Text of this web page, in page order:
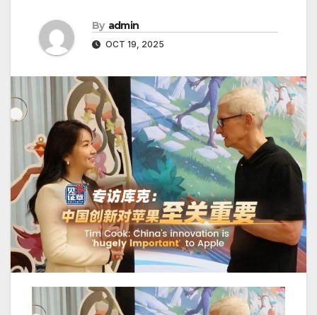
By admin
OCT 19, 2025